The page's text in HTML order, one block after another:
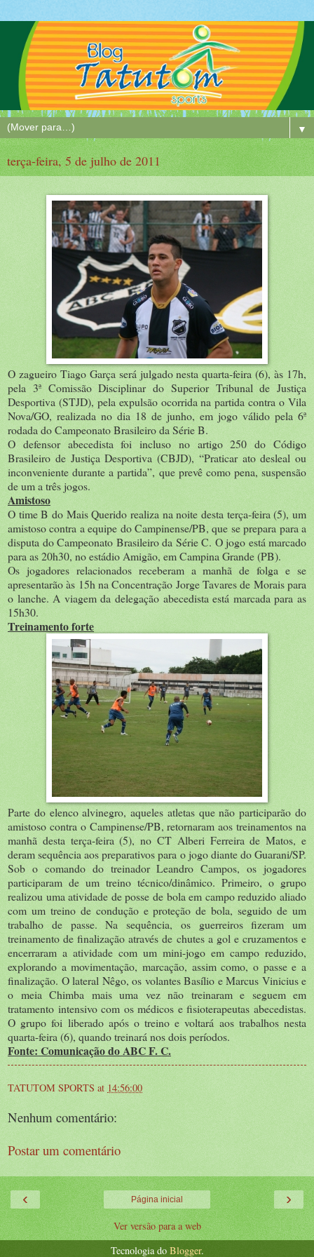
▼
terça-feira, 5 de julho de 2011
O zagueiro Tiago Garça será julgado nesta quarta-feira (6), às 17h,
pela 3ª Comissão Disciplinar do Superior Tribunal de Justiça
Desportiva (STJD), pela expulsão ocorrida na partida contra o Vila
Nova/GO, realizada no dia 18 de junho, em jogo válido pela 6ª
rodada do Campeonato Brasileiro da Série B.
O defensor abecedista foi incluso no artigo 250 do Código
Brasileiro de Justiça Desportiva (CBJD), “Praticar ato desleal ou
inconveniente durante a partida”, que prevê como pena, suspensão
de um a três jogos.
Amistoso
O time B do Mais Querido realiza na noite desta terça-feira (5), um
amistoso contra a equipe do Campinense/PB, que se prepara para a
disputa do Campeonato Brasileiro da Série C. O jogo está marcado
para as 20h30, no estádio Amigão, em Campina Grande (PB).
Os jogadores relacionados receberam a manhã de folga e se
apresentarão às 15h na Concentração Jorge Tavares de Morais para
o lanche. A viagem da delegação abecedista está marcada para as
15h30.
Treinamento forte
Parte do elenco alvinegro, aqueles atletas que não participarão do
amistoso contra o Campinense/PB, retornaram aos treinamentos na
manhã desta terça-feira (5), no CT Alberi Ferreira de Matos, e
deram sequência aos preparativos para o jogo diante do Guarani/SP.
Sob o comando do treinador Leandro Campos, os jogadores
participaram de um treino técnico/dinâmico. Primeiro, o grupo
realizou uma atividade de posse de bola em campo reduzido aliado
com um treino de condução e proteção de bola, seguido de um
trabalho de passe. Na sequência, os guerreiros fizeram um
treinamento de finalização através de chutes a gol e cruzamentos e
encerraram a atividade com um mini-jogo em campo reduzido,
explorando a movimentação, marcação, assim como, o passe e a
finalização. O lateral Nêgo, os volantes Basílio e Marcus Vinicius e
o meia Chimba mais uma vez não treinaram e seguem em
tratamento intensivo com os médicos e fisioterapeutas abecedistas.
O grupo foi liberado após o treino e voltará aos trabalhos nesta
quarta-feira (6), quando treinará nos dois períodos.
Fonte: Comunicação do ABC F. C.
TATUTOM SPORTS at 14:56:00
Nenhum comentário:
Postar um comentário
‹ ›
Página inicial
Ver versão para a web
Tecnologia do Blogger.